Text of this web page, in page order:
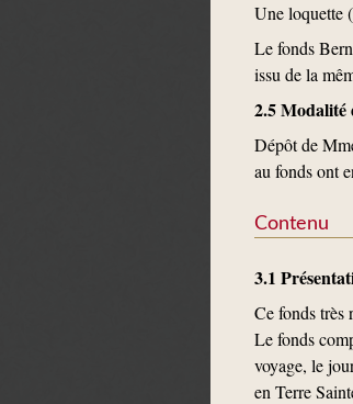
Une loquette
Le fonds
issu de la
2.5 Modalité
Dépôt de
au fonds ont
Contenu
3.1
Ce fonds très
Le fonds
voyage, le
en Terre